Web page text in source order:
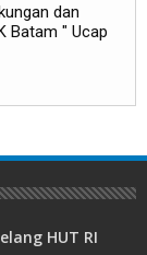
dan
Batam " Ucap
HUT RI